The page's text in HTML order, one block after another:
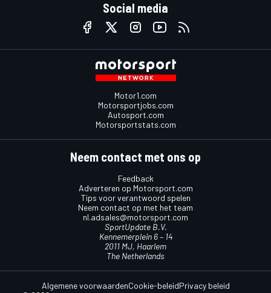
Social media
Motor1.com
Motorsportjobs.com
Autosport.com
Motorsportstats.com
Neem contact met ons op
Feedback
Adverteren op Motorsport.com
Tips voor verantwoord spelen
Neem contact op met het team
nl.adsales@motorsport.com
SportUpdate B.V.
Kennemerplein 6 – 14
2011 MJ, Haarlem
The Netherlands
Algemene voorwaardenCookie-beleidPrivacy beleid